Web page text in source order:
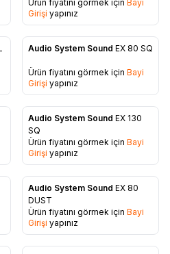
Ürün fiyatını görmek için Bayi
Girişi yapınız
Audio System Sound EX 80 SQ
Ürün fiyatını görmek için Bayi
Girişi yapınız
Favorilere Ekle
Audio System Sound EX 130
SQ
Ürün fiyatını görmek için Bayi
Girişi yapınız
Favorilere Ekle
Audio System Sound EX 80
DUST
Ürün fiyatını görmek için Bayi
Girişi yapınız